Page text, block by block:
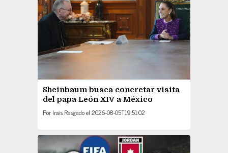
Sheinbaum busca concretar visita
del papa León XIV a México
Por Irais Rasgadoel 2026-08-05T19:51:02